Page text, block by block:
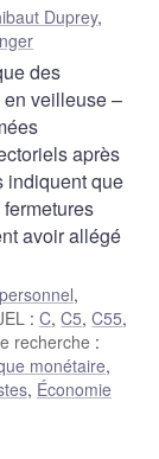
Duprey,
des
veilleuse –
après
indiquent que
avoir allégé
,
:C,C5,C55,
recherche :
monétaire,
, Économie